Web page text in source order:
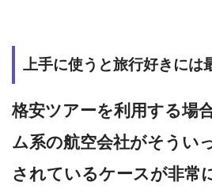
上手に使うと旅行好きには
格安ツアーを利用する場
ム系の航空会社がそうい
されているケースが非常